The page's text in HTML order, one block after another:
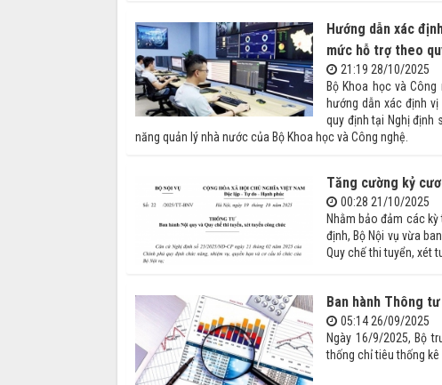
Hướng dẫn xác
mức hỗ trợ theo
21:19 28/10/2025
Bộ Khoa học và
hướng dẫn xác định
quy định tại Nghị định
năng quản lý nhà nước của Bộ Khoa học và Công nghệ.
Tăng cường kỷ
00:28 21/10/2025
Nhằm bảo đảm các
định, Bộ Nội vụ vừa
Quy chế thi tuyển, xét
Ban hành Thông
05:14 26/09/2025
Ngày 16/9/2025, Bộ
thống chỉ tiêu thống